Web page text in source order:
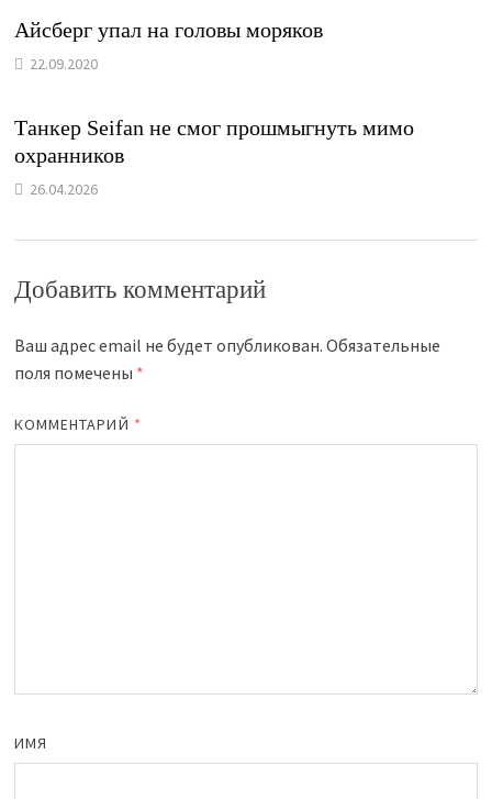
Айсберг упал на головы моряков
22.09.2020
Танкер Seifan не смог прошмыгнуть мимо
охранников
26.04.2026
Добавить комментарий
Ваш адрес email не будет опубликован. Обязательные
поля помечены *
КОММЕНТАРИЙ *
ИМЯ